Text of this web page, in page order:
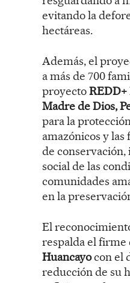
evitando la
hectáreas.
Además, el
a más de 700
proyectoREDD+
Madre de Dios,
para la
amazónicos y las
de
social de las
comunidades
en la
El
respalda el
Huancayocon el
reducción de su